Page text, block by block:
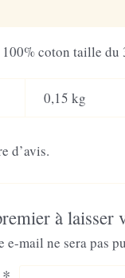
coton taille du
0,15 kg
d’avis.
à laisser
e-mail ne sera pas